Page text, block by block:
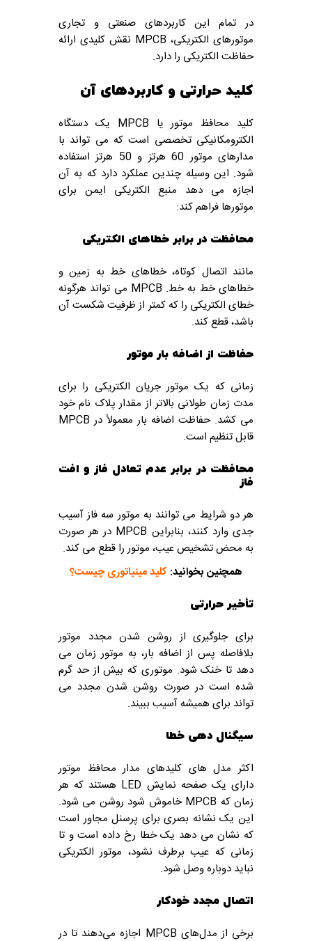
در تمام این کاربردهای صنعتی و تجاری
موتورهای الکتریکی، MPCB نقش کلیدی ارائه
حفاظت الکتریکی را دارد.
کلید حرارتی و کاربردهای آن
کلید محافظ موتور یا MPCB یک دستگاه
الکترومکانیکی تخصصی است که می تواند با
مدارهای موتور 60 هرتز و 50 هرتز استفاده
شود. این وسیله چندین عملکرد دارد که به آن
اجازه می دهد منبع الکتریکی ایمن برای
موتورها فراهم کند:
محافظت در برابر خطاهای الکتریکی
مانند اتصال کوتاه، خطاهای خط به زمین و
خطاهای خط به خط. MPCB می تواند هرگونه
خطای الکتریکی را که کمتر از ظرفیت شکست آن
باشد، قطع کند.
حفاظت از اضافه بار موتور
زمانی که یک موتور جریان الکتریکی را برای
مدت زمان طولانی بالاتر از مقدار پلاک نام خود
می کشد. حفاظت اضافه بار معمولاً در MPCB
قابل تنظیم است.
محافظت در برابر عدم تعادل فاز و افت
فاز
هر دو شرایط می توانند به موتور سه فاز آسیب
جدی وارد کنند، بنابراین MPCB در هر صورت
به محض تشخیص عیب، موتور را قطع می کند.
همچنین بخوانید: کلید مینیاتوریچیست؟
تأخیر حرارتی
برای جلوگیری از روشن شدن مجدد موتور
بلافاصله پس از اضافه بار، به موتور زمان می
دهد تا خنک شود. موتوری که بیش از حد گرم
شده است در صورت روشن شدن مجدد می
تواند برای همیشه آسیب ببیند.
سیگنال دهی خطا
اکثر مدل های کلیدهای مدار محافظ موتور
دارای یک صفحه نمایش LED هستند که هر
زمان که MPCB خاموش شود روشن می شود.
این یک نشانه بصری برای پرسنل مجاور است
که نشان می دهد یک خطا رخ داده است و تا
زمانی که عیب برطرف نشود، موتور الکتریکی
نباید دوباره وصل شود.
اتصال مجدد خودکار
برخی از مدل‌های MPCB اجازه می‌دهند تا در